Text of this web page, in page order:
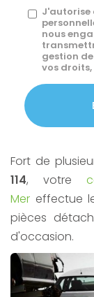
Message
J'autorise
nous
gestion
vos droits,
Acceptation
RGPD
*
Fort de
114, votre
Mer effectue
pièces
d'occasion.